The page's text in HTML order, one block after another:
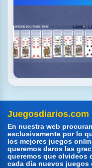
Juegosdiarios.com
En nuestra web
esclusivamente por lo
los mejores juegos
queremos daros las
queremos que olvideos
cada día nuevos